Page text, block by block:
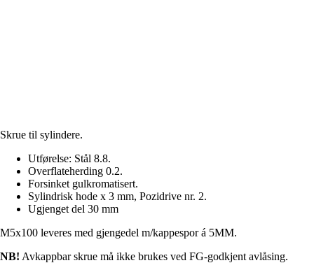
Skrue til sylindere.
Utførelse: Stål 8.8.
Overflateherding 0.2.
Forsinket gulkromatisert.
Sylindrisk hode x 3 mm, Pozidrive nr. 2.
Ugjenget del 30 mm
M5x100 leveres med gjengedel m/kappespor á 5MM.
NB! Avkappbar skrue må ikke brukes ved FG-godkjent avlåsing.